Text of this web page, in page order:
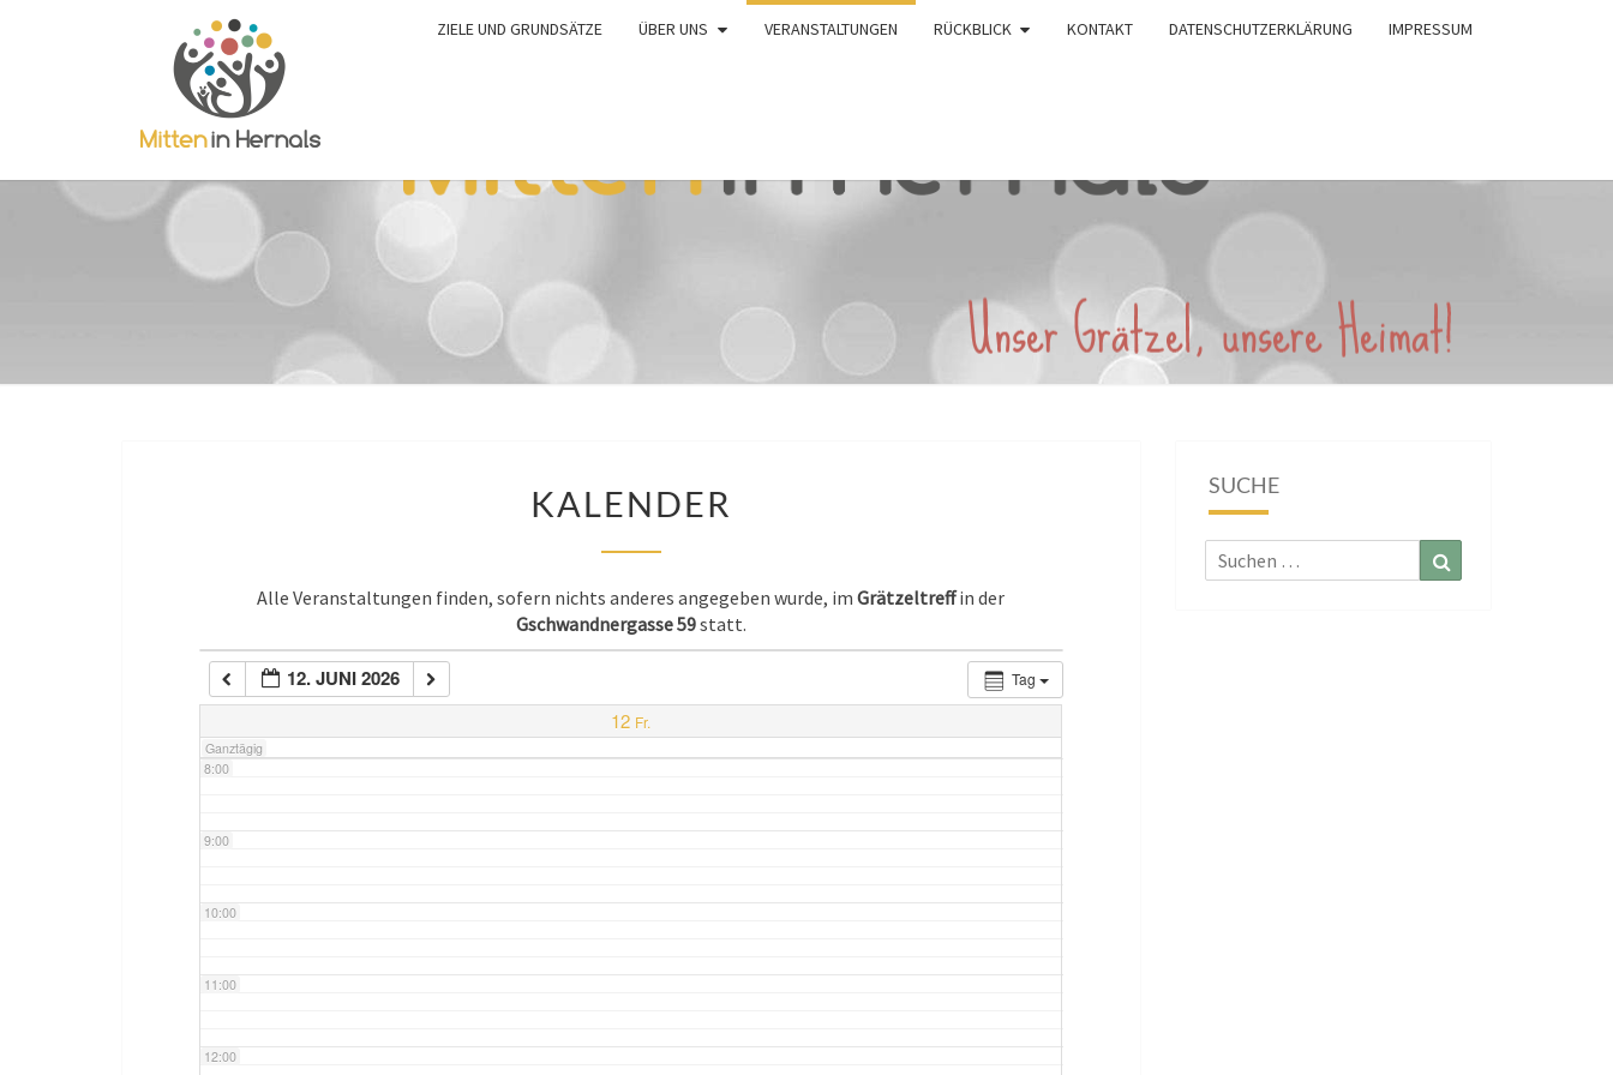
ZIELE UND GRUNDSÄTZE ÜBER UNS VERANSTALTUNGEN RÜCKBLICK KONTAKT DATENSCHUTZERKLÄRUNG IMPRESSUM
KALENDER
Alle Veranstaltungen finden, sofern nichts anderes angegeben wurde, imGrätzeltreffin der
Gschwandnergasse 59statt.
Tag
12. JUNI 2026
12 Fr.
Ganztägig
7:00
8:00
9:00
10:00
11:00
12:00
SUCHE
Suchen
nach: